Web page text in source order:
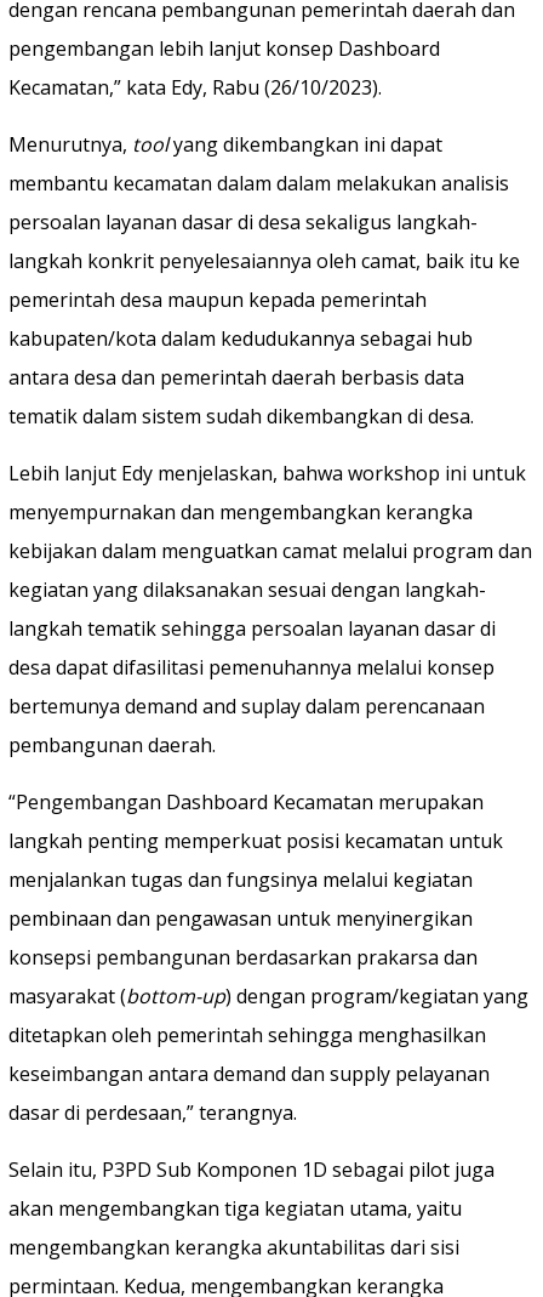
dengan rencana pembangunan pemerintah daerah dan
pengembangan lebih lanjut konsep Dashboard
Kecamatan,” kata Edy, Rabu (26/10/2023).
Menurutnya, toolyang dikembangkan ini dapat
membantu kecamatan dalam dalam melakukan analisis
persoalan layanan dasar di desa sekaligus langkah-
langkah konkrit penyelesaiannya oleh camat, baik itu ke
pemerintah desa maupun kepada pemerintah
kabupaten/kota dalam kedudukannya sebagai hub
antara desa dan pemerintah daerah berbasis data
tematik dalam sistem sudah dikembangkan di desa.
Lebih lanjut Edy menjelaskan, bahwa workshop ini untuk
menyempurnakan dan mengembangkan kerangka
kebijakan dalam menguatkan camat melalui program dan
kegiatan yang dilaksanakan sesuai dengan langkah-
langkah tematik sehingga persoalan layanan dasar di
desa dapat difasilitasi pemenuhannya melalui konsep
bertemunya demand and suplay dalam perencanaan
pembangunan daerah.
“Pengembangan Dashboard Kecamatan merupakan
langkah penting memperkuat posisi kecamatan untuk
menjalankan tugas dan fungsinya melalui kegiatan
pembinaan dan pengawasan untuk menyinergikan
konsepsi pembangunan berdasarkan prakarsa dan
masyarakat (bottom-up) dengan program/kegiatan yang
ditetapkan oleh pemerintah sehingga menghasilkan
keseimbangan antara demand dan supply pelayanan
dasar di perdesaan,” terangnya.
Selain itu, P3PD Sub Komponen 1D sebagai pilot juga
akan mengembangkan tiga kegiatan utama, yaitu
mengembangkan kerangka akuntabilitas dari sisi
permintaan. Kedua, mengembangkan kerangka